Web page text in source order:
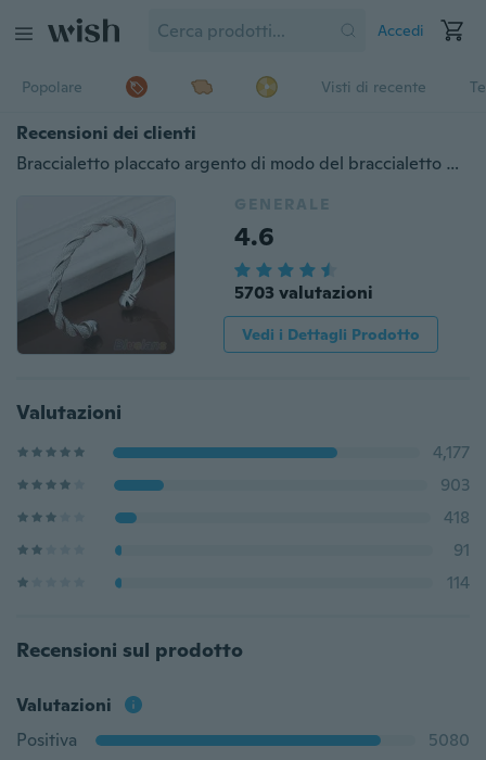
Accedi
Popolare Visti di recente
Recensioni dei clienti
Braccialetto placcato argento di modo del braccialetto del polsino della rete di torsione, braccialetto delle donne, monili di modo
GENERALE
4.6
5703 valutazioni
Vedi i Dettagli Prodotto
Valutazioni
4,177
903
418
91
114
Recensioni sul prodotto
Valutazioni
Positiva
5080